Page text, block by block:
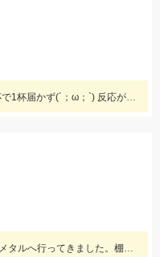
竿頭は28杯！スタッフ日吉は27杯で1杯届かず(´；ω；`) 反応が良かったスッテ、ドロッパーは、ジャッカルゲキダキスッテメタル15号クロオレゼブラ、ゲキダキスッテ50パープルグリーン、ツリノスクイッドメタリカ1.8号キャンパスでした！
西尾市一色出船の勇気丸様へイカメタルへ行ってきました。棚は30ｍ～20ｍメタルスッテは15号～20号がオススメ。